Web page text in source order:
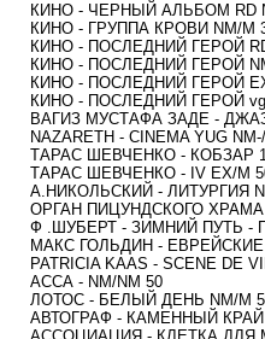
КИНО - ЧЕРНЫЙ АЛЬБОМ RD
КИНО - ГРУППА КРОВИ NM/M
КИНО - ПОСЛЕДНИЙ ГЕРОЙ
КИНО - ПОСЛЕДНИЙ ГЕРОЙ
КИНО - ПОСЛЕДНИЙ ГЕРОЙ
КИНО - ПОСЛЕДНИЙ ГЕРОЙ
ВАГИЗ МУСТАФА ЗАДЕ -
NAZARETH - CINEMA YUG
ТАРАС ШЕВЧЕНКО - КОБЗАР
ТАРАС ШЕВЧЕНКО - IV EX/M
А.НИКОЛЬСКИЙ - ЛИТУРГИЯ
ОРГАН ПИЦУНДСКОГО ХРАМА
Ф .ШУБЕРТ - ЗИМНИЙ ПУТЬ -
МАКС ГОЛЬДИН -
PATRICIA KAAS - SCENE DE
АССА - NM/NM 50
ЛОТОС - БЕЛЫЙ ДЕНЬ NM/M
АВТОГРАФ - КАМЕННЫЙ КРАЙ